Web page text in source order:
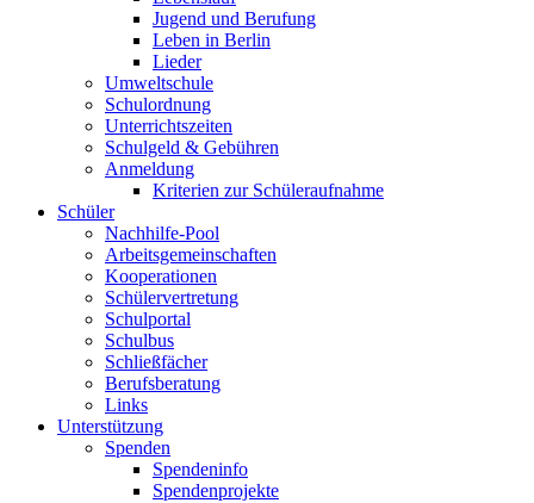
Jugend und Berufung
Leben in Berlin
Lieder
Umweltschule
Schulordnung
Unterrichtszeiten
Schulgeld & Gebühren
Anmeldung
Kriterien zur Schüleraufnahme
Schüler
Nachhilfe-Pool
Arbeitsgemeinschaften
Kooperationen
Schülervertretung
Schulportal
Schulbus
Schließfächer
Berufsberatung
Links
Unterstützung
Spenden
Spendeninfo
Spendenprojekte